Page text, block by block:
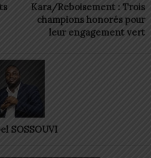
Kara/Reboisement : Trois
champions honorés pour
leur engagement vert
SOSSOUVI